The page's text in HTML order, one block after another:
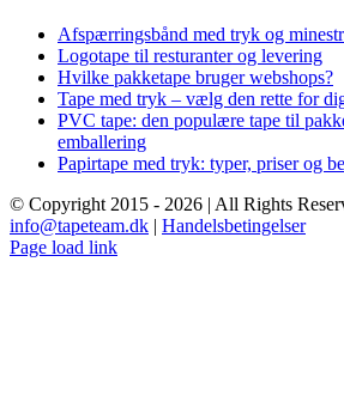
Afspærringsbånd med tryk og
Logotape til resturanter og levering
Hvilke pakketape bruger webshops?
Tape med tryk – vælg den rette for
PVC tape: den populære tape til
emballering
Papirtape med tryk: typer, priser og
© Copyright 2015 - 2026 | All Rights
info@tapeteam.dk | Handelsbetingelser
Page load link